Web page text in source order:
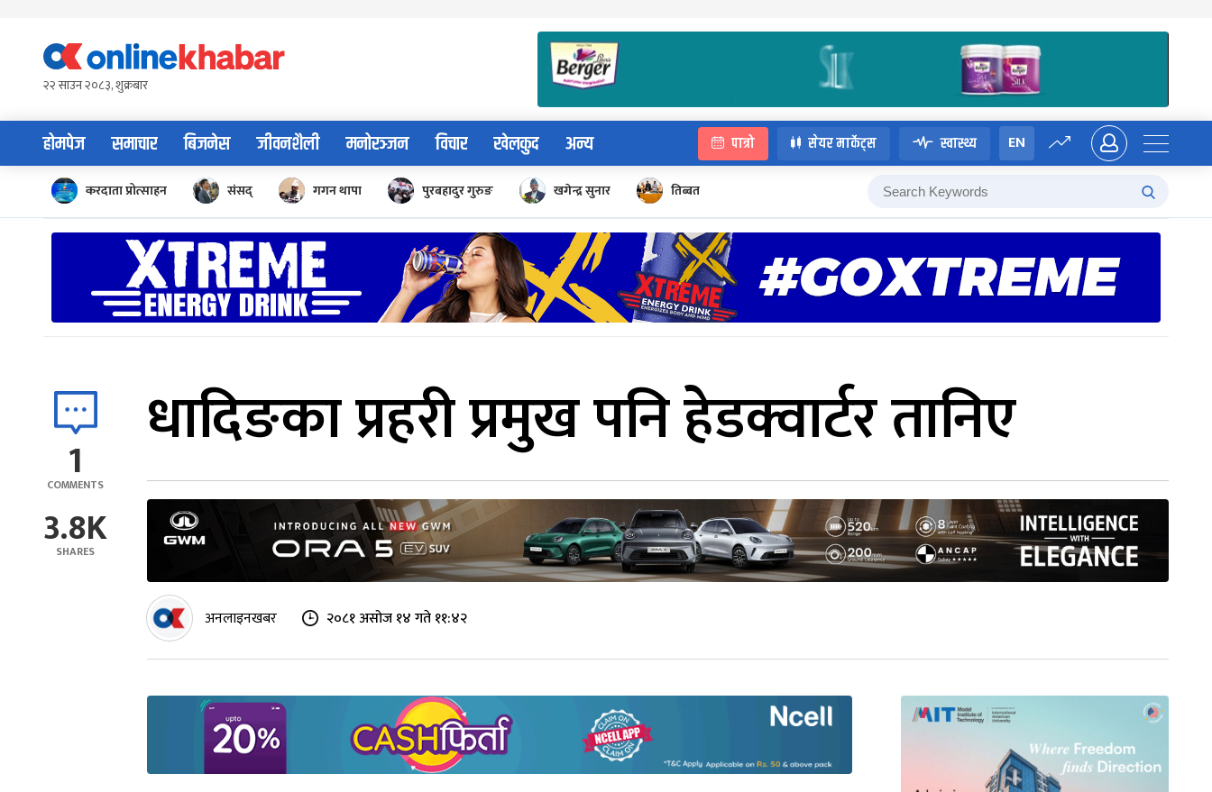
content२२ साउन २०८३, शुक्रबार
होमपेज समाचार बिजनेस जीवनशैली मनोरञ्जन विचार खेलकुद अन्य पात्रो सेयर मार्केट्स स्वास्थ्य EN
करदाता प्रोत्साहन संसद् गगन थापा पुरबहादुर गुरुङ खगेन्द्र सुनार तिब्बत
1
COMMENTS
3.8K
SHARES
धादिङका प्रहरी प्रमुख पनि हेडक्वार्टर तानिए
अनलाइनखबर २०८१ असोज १४ गते ११:४२